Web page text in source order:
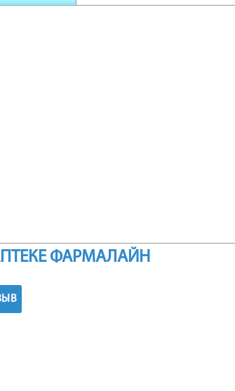
ФАРМАЛАЙН